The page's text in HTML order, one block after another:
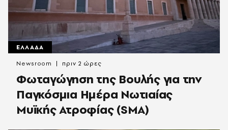
ΕΛΛΑΔΑ
Φωταγώγηση της Βουλής για την
Παγκόσμια Ημέρα Νωτιαίας
Μυϊκής Ατροφίας (SMA)
Newsroom πριν 2 ώρες